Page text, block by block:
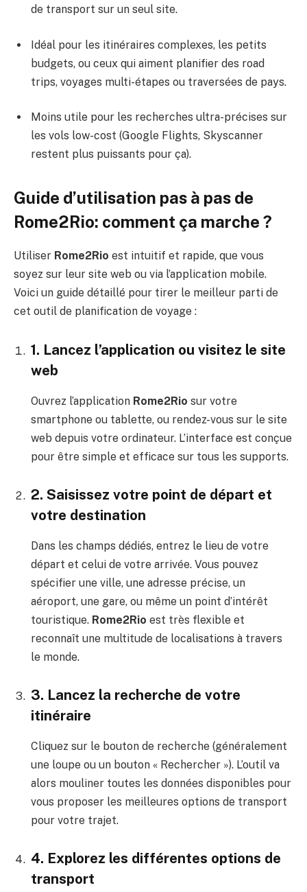
de transport sur un seul site.
Idéal pour les itinéraires complexes, les petits
budgets, ou ceux qui aiment planifier des road
trips, voyages multi-étapes ou traversées de pays.
Moins utile pour les recherches ultra-précises sur
les vols low-cost (Google Flights, Skyscanner
restent plus puissants pour ça).
Guide d’utilisation pas à pas de
Rome2Rio: comment ça marche ?
Utiliser Rome2Rio est intuitif et rapide, que vous
soyez sur leur site web ou via l’application mobile.
Voici un guide détaillé pour tirer le meilleur parti de
cet outil de planification de voyage :
1. Lancez l’application ou visitez le site
web
Ouvrez l’application Rome2Rio sur votre
smartphone ou tablette, ou rendez-vous sur le site
web depuis votre ordinateur. L’interface est conçue
pour être simple et efficace sur tous les supports.
2. Saisissez votre point de départ et
votre destination
Dans les champs dédiés, entrez le lieu de votre
départ et celui de votre arrivée. Vous pouvez
spécifier une ville, une adresse précise, un
aéroport, une gare, ou même un point d’intérêt
touristique. Rome2Rio est très flexible et
reconnaît une multitude de localisations à travers
le monde.
3. Lancez la recherche de votre
itinéraire
Cliquez sur le bouton de recherche (généralement
une loupe ou un bouton « Rechercher »). L’outil va
alors mouliner toutes les données disponibles pour
vous proposer les meilleures options de transport
pour votre trajet.
4. Explorez les différentes options de
transport